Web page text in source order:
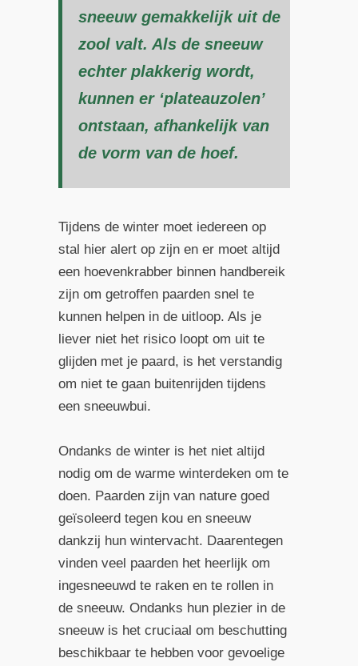
sneeuw gemakkelijk uit de
zool valt. Als de sneeuw
echter plakkerig wordt,
kunnen er ‘plateauzolen’
ontstaan, afhankelijk van
de vorm van de hoef.
Tijdens de winter moet iedereen op
stal hier alert op zijn en er moet altijd
een hoevenkrabber binnen handbereik
zijn om getroffen paarden snel te
kunnen helpen in de uitloop. Als je
liever niet het risico loopt om uit te
glijden met je paard, is het verstandig
om niet te gaan buitenrijden tijdens
een sneeuwbui.
Ondanks de winter is het niet altijd
nodig om de warme winterdeken om te
doen. Paarden zijn van nature goed
geïsoleerd tegen kou en sneeuw
dankzij hun wintervacht. Daarentegen
vinden veel paarden het heerlijk om
ingesneeuwd te raken en te rollen in
de sneeuw. Ondanks hun plezier in de
sneeuw is het cruciaal om beschutting
beschikbaar te hebben voor gevoelige